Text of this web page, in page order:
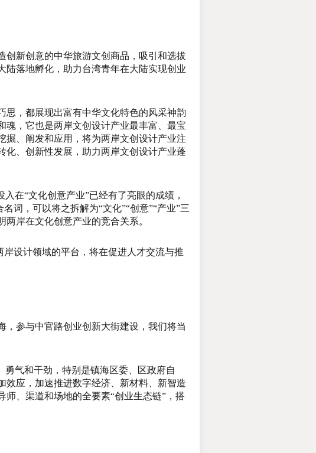
新创意的中华旅游文创商品，吸引和选拔
陆落地孵化，助力台湾青年在大陆实现创业
，都展现出富有中华文化特色的风采神韵
魂，它也是两岸文创设计产业最丰富、最宝
掘、阐发和应用，将为两岸文创设计产业注
化、创新性发展，助力两岸文创设计产业蓬
在“文化创意产业”已经有了亮眼的成绩，
词，可以将之拆解为“文化”“创意”“产业”三
岸在文化创意产业的竞合关系。
设计领域的平台，将在促进人才交流与推
参与中官路创业创新大街建设，我们将当
气和干劲，特别是镇海区委、区政府自
效应，加速推进数字经济、新材料、新智造
、渠道和场地的全要素“创业生态链”，搭